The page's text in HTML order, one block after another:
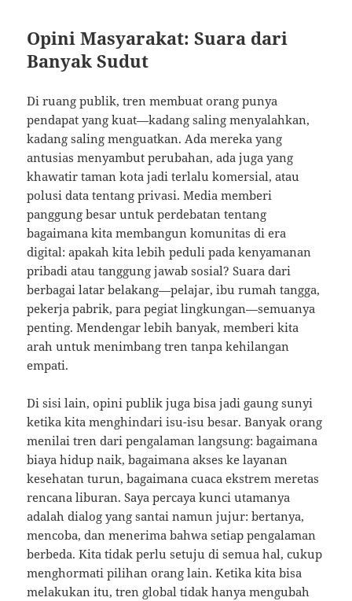
Opini Masyarakat: Suara dari
Banyak Sudut
Di ruang publik, tren membuat orang punya
pendapat yang kuat—kadang saling menyalahkan,
kadang saling menguatkan. Ada mereka yang
antusias menyambut perubahan, ada juga yang
khawatir taman kota jadi terlalu komersial, atau
polusi data tentang privasi. Media memberi
panggung besar untuk perdebatan tentang
bagaimana kita membangun komunitas di era
digital: apakah kita lebih peduli pada kenyamanan
pribadi atau tanggung jawab sosial? Suara dari
berbagai latar belakang—pelajar, ibu rumah tangga,
pekerja pabrik, para pegiat lingkungan—semuanya
penting. Mendengar lebih banyak, memberi kita
arah untuk menimbang tren tanpa kehilangan
empati.
Di sisi lain, opini publik juga bisa jadi gaung sunyi
ketika kita menghindari isu-isu besar. Banyak orang
menilai tren dari pengalaman langsung: bagaimana
biaya hidup naik, bagaimana akses ke layanan
kesehatan turun, bagaimana cuaca ekstrem meretas
rencana liburan. Saya percaya kunci utamanya
adalah dialog yang santai namun jujur: bertanya,
mencoba, dan menerima bahwa setiap pengalaman
berbeda. Kita tidak perlu setuju di semua hal, cukup
menghormati pilihan orang lain. Ketika kita bisa
melakukan itu, tren global tidak hanya mengubah